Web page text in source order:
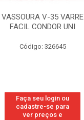
VASSOURA V-35 VARRE
FACIL CONDOR UNI
Código: 326645
Faça seu login ou
cadastre-se para
ver preços e